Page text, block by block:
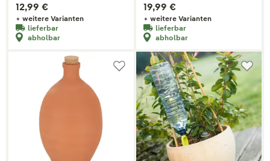
12,99 €
+ weitere Varianten
lieferbar
abholbar
19,99 €
+ weitere Varianten
lieferbar
abholbar